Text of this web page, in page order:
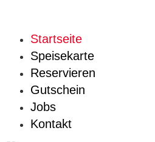
Startseite
Speisekarte
Reservieren
Gutschein
Jobs
Kontakt